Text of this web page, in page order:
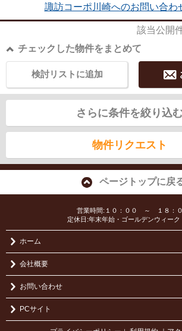
諏訪コーポ川崎へのお問い合わ
該当公開
チェックした物件をまとめて
検討リストに追加
さらに条件を絞り込
物件リクエスト
ページトップに戻
営業時間:１０：００ ～ １８：
定休日:年末年始・ゴールデンウィーク
ホーム
会社概要
お問い合わせ
PCサイト